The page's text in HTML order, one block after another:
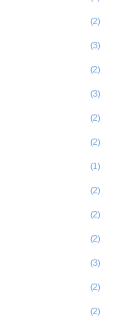
(2)
(3)
(2)
(3)
(2)
(2)
(1)
(2)
(2)
(2)
(3)
(2)
(2)